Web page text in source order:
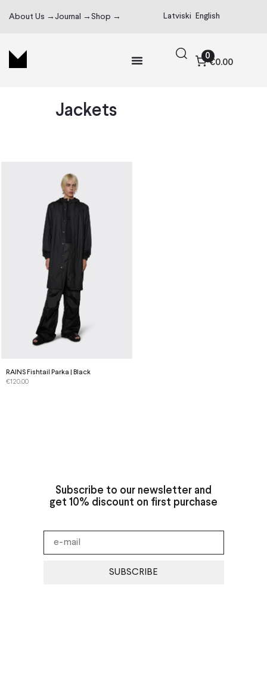
About Us → Journal → Shop → Latviski English
0
€0.00
Jackets
RAINS Fishtail Parka | Black
€120.00
Subscribe to our newsletter and
get 10% discount on first purchase
SUBSCRIBE